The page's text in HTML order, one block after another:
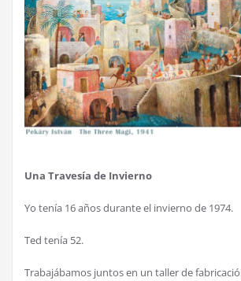
Una Travesía de Invierno
Yo tenía 16 años durante el invierno de 1974.
Ted tenía 52.
Trabajábamos juntos en un taller de